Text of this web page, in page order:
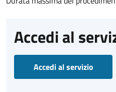
Accedi al
Accedi al servizio